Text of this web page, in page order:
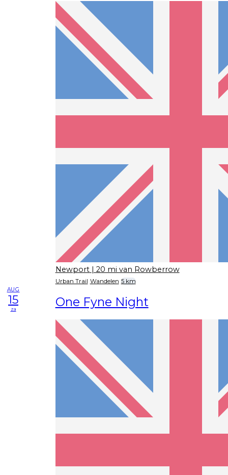
Newport | 20 mi van Rowberrow
Urban Trail Wandelen 5 km
AUG
15
za One Fyne Night